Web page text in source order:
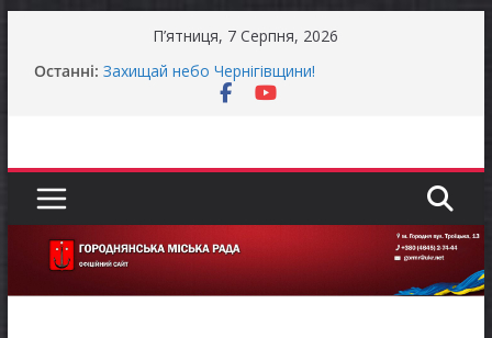
П’ятниця, 7 Серпня, 2026
Останні: Захищай небо Чернігівщини!
Батьки майбутніх першокласників уже можуть
Як отримати компенсацію за товари, придбані
Уповноважений Верховної Ради України з
прав людини проводить опитування щодо
реалізації права осіб з інвалідністю на працю